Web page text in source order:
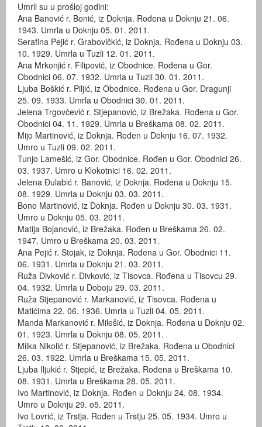
Umrli su u prošloj godini:
Ana Banović r. Bonić, iz Doknja. Rođena u Doknju 21. 06.
1943. Umrla u Doknju 05. 01. 2011.
Serafina Pejić r. Grabovičkić, iz Doknja. Rođena u Doknju 03.
10. 1929. Umrla u Tuzli 12. 01. 2011.
Ana Mrkonjić r. Filipović, iz Obodnice. Rođena u Gor.
Obodnici 06. 07. 1932. Umrla u Tuzli 30. 01. 2011.
Ljuba Boškić r. Piljić, iz Obodnice. Rođena u Gor. Dragunji
25. 09. 1933. Umrla u Obodnici 30. 01. 2011.
Jelena Trgovčević r. Stjepanović, iz Brežaka. Rođena u Gor.
Obodnici 04. 11. 1929. Umrla u Breškama 08. 02. 2011.
Mijo Martinović, iz Doknja. Rođen u Doknju 16. 07. 1932.
Umro u Tuzli 09. 02. 2011.
Tunjo Lamešić, iz Gor. Obodnice. Rođen u Gor. Obodnici 26.
03. 1937. Umro u Klokotnici 16. 02. 2011.
Jelena Đulabić r. Banović, iz Doknja. Rođena u Doknju 15.
08. 1929. Umrla u Doknju 03. 03. 2011.
Bono Martinović, iz Doknja. Rođen u Doknju 30. 03. 1931.
Umro u Doknju 05. 03. 2011.
Matija Bojanović, iz Brežaka. Rođen u Breškama 26. 02.
1947. Umro u Breškama 20. 03. 2011.
Ana Pejić r. Stojak, iz Doknja. Rođena u Gor. Obodnici 11.
06. 1931. Umrla u Doknju 21. 03. 2011.
Ruža Divković r. Divković, iz Tisovca. Rođena u Tisovcu 29.
04. 1932. Umrla u Doboju 29. 03. 2011.
Ruža Stjepanović r. Markanović, iz Tisovca. Rođena u
Matićima 22. 06. 1936. Umrla u Tuzli 04. 05. 2011.
Manda Markanović r. Milešić, iz Doknja. Rođena u Doknju 02.
01. 1923. Umrla u Doknju 08. 05. 2011.
Milka Nikolić r. Stjepanović, iz Brežaka. Rođena u Obodnici
26. 03. 1922. Umrla u Breškama 15. 05. 2011.
Ljuba Iljukić r. Stjepić, iz Brežaka. Rođena u Breškama 10.
08. 1931. Umrla u Breškama 28. 05. 2011.
Ivo Martinović, iz Doknja. Rođen u Doknju 24. 08. 1934.
Umro u Doknju 29. o5. 2011.
Ivo Lovrić, iz Trstja. Rođen u Trstju 25. 05. 1934. Umro u